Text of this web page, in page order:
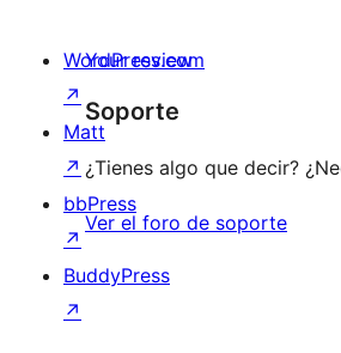
estrellas
de
estrellas
Your review
Soporte
¿Tienes algo que decir?
Ver el foro de soporte
WordPress.com
↗
Matt
↗
bbPress
↗
BuddyPress
↗